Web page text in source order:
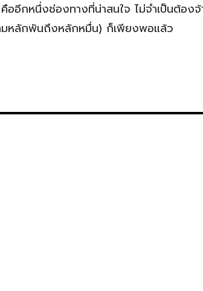
คืออีกหนึ่งช่องทางที่น่าสนใจ ไม่จำเป็นต้อง
หลักพันถึงหลักหมื่น) ก็เพียงพอแล้ว